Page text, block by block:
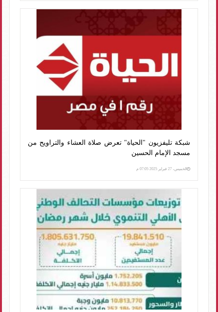
شبكة تليفزيون "الحياة" تعرض صلاة العشاء والتراويح من
مسجد الإمام الحسين
الخميس، 27 فبراير 2025 07:05 م